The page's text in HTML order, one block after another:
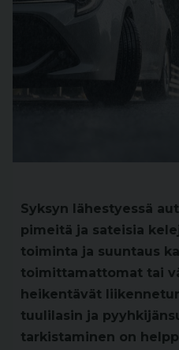
Syksyn lähestyessä
pimeitä ja sateisia
toiminta ja suuntaus
toimittamattomat tai
heikentävät
tuulilasin ja
tarkistaminen on